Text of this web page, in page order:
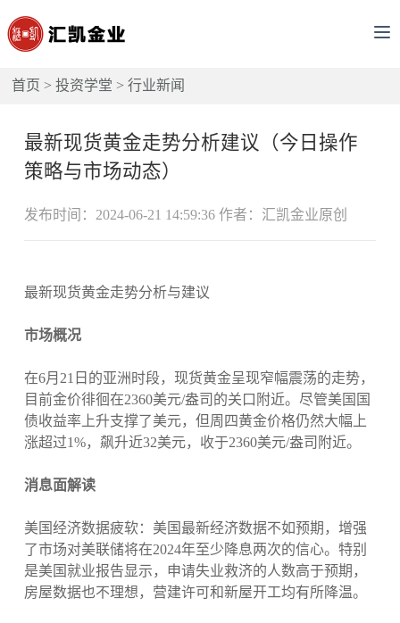
首页 >投资学堂 >行业新闻
最新现货黄金走势分析建议（今日操作
策略与市场动态）
发布时间：2024-06-21 14:59:36 作者：汇凯金业原创
最新现货黄金走势分析与建议
市场概况
在6月21日的亚洲时段，现货黄金呈现窄幅震荡的走势，
目前金价徘徊在2360美元/盎司的关口附近。尽管美国国
债收益率上升支撑了美元，但周四黄金价格仍然大幅上
涨超过1%，飙升近32美元，收于2360美元/盎司附近。
消息面解读
美国经济数据疲软：美国最新经济数据不如预期，增强
了市场对美联储将在2024年至少降息两次的信心。特别
是美国就业报告显示，申请失业救济的人数高于预期，
房屋数据也不理想，营建许可和新屋开工均有所降温。